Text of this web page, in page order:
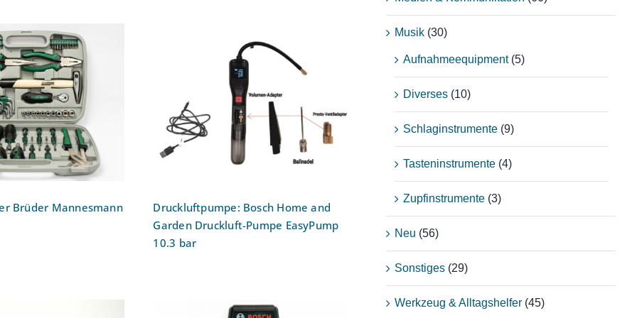
Brüder
M29057
Brüder Mannesmann
Druckluftpumpe: Bosch
Home and Garden
Druckluft-Pumpe EasyPump
10.3 bar
Druckluftpumpe: Bosch Home and
Garden Druckluft-Pumpe EasyPump
10.3 bar
Musik (30)
Aufnahmeequipment (5)
Diverses (10)
Schlaginstrumente (9)
Tasteninstrumente (4)
Zupfinstrumente (3)
Neu (56)
Sonstiges (29)
Werkzeug & Alltagshelfer (45)